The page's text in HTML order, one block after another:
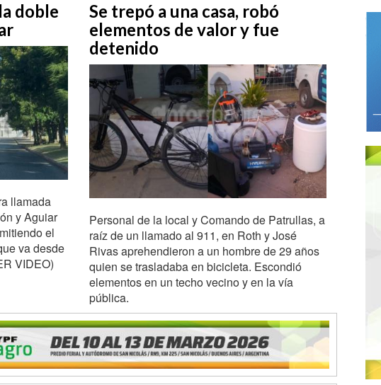
doble
llamada
y Aguiar
el
va desde
VIDEO)
Se trepó a una casa, robó
elementos de valor y fue
detenido
Personal de la local y Comando de Patrullas, a
raíz de un llamado al 911, en Roth y José
Rivas aprehendieron a un hombre de 29 años
quien se trasladaba en bicicleta. Escondió
elementos en un techo vecino y en la vía
pública.